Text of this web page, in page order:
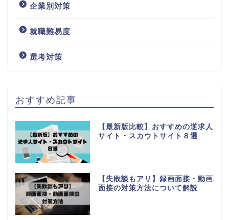
企業別対策
就職難易度
選考対策
おすすめ記事
【最新版比較】おすすめの逆求人
サイト・スカウトサイト８選
【失敗談もアリ】録画面接・動画
面接の対策方法について解説